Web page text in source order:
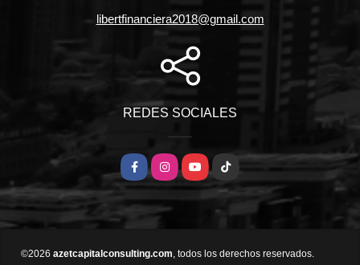
libertfinanciera2018@gmail.com
REDES SOCIALES
FacebookInstagramYouTube
TikTok
©2026 azetcapitalconsulting.com , todos los derechos reservados.